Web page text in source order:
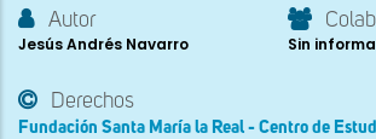
Autor
Jesús Andrés Navarro Sin
Derechos
Fundación Santa María la Real - Centro de